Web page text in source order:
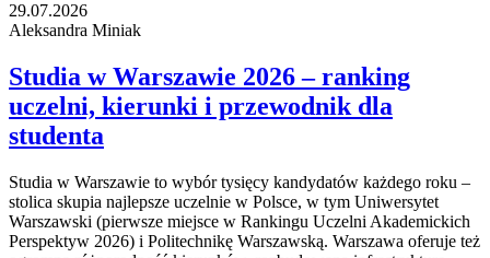
29.07.2026
Aleksandra Miniak
Studia w Warszawie 2026 – ranking
uczelni, kierunki i przewodnik dla
studenta
Studia w Warszawie to wybór tysięcy kandydatów każdego roku –
stolica skupia najlepsze uczelnie w Polsce, w tym Uniwersytet
Warszawski (pierwsze miejsce w Rankingu Uczelni Akademickich
Perspektyw 2026) i Politechnikę Warszawską. Warszawa oferuje też